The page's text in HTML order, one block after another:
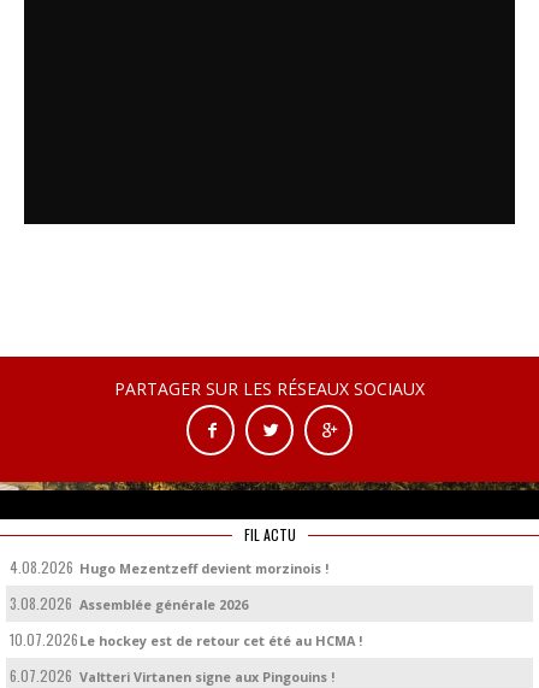
PARTAGER SUR LES RÉSEAUX SOCIAUX
FIL ACTU
4.08.2026 Hugo Mezentzeff devient morzinois !
3.08.2026 Assemblée générale 2026
10.07.2026 Le hockey est de retour cet été au HCMA !
6.07.2026 Valtteri Virtanen signe aux Pingouins !